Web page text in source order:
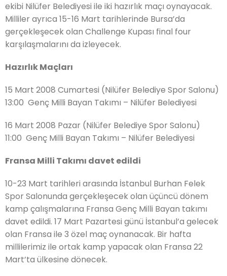
ekibi Nilüfer Belediyesi ile iki hazırlık maçı oynayacak.
Milliler ayrıca 15-16 Mart tarihlerinde Bursa’da
gerçekleşecek olan Challenge Kupası final four
karşılaşmalarını da izleyecek.
Hazırlık Maçları
15 Mart 2008 Cumartesi (Nilüfer Belediye Spor Salonu)
13:00 Genç Milli Bayan Takımı – Nilüfer Belediyesi
16 Mart 2008 Pazar (Nilüfer Belediye Spor Salonu)
11:00 Genç Milli Bayan Takımı – Nilüfer Belediyesi
Fransa Milli Takımı davet edildi
10-23 Mart tarihleri arasında İstanbul Burhan Felek
Spor Salonunda gerçekleşecek olan üçüncü dönem
kamp çalışmalarına Fransa Genç Milli Bayan takımı
davet edildi. 17 Mart Pazartesi günü İstanbul’a gelecek
olan Fransa ile 3 özel maç oynanacak. Bir hafta
millilerimiz ile ortak kamp yapacak olan Fransa 22
Mart’ta ülkesine dönecek.